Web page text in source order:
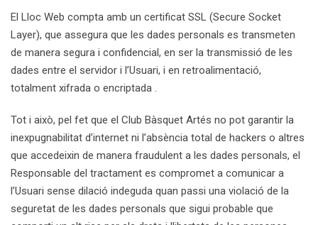
El Lloc Web compta amb un certificat SSL (Secure Socket
Layer), que assegura que les dades personals es transmeten
de manera segura i confidencial, en ser la transmissió de les
dades entre el servidor i l’Usuari, i en retroalimentació,
totalment xifrada o encriptada .
Tot i això, pel fet que el Club Bàsquet Artés no pot garantir la
inexpugnabilitat d’internet ni l’absència total de hackers o altres
que accedeixin de manera fraudulent a les dades personals, el
Responsable del tractament es compromet a comunicar a
l’Usuari sense dilació indeguda quan passi una violació de la
seguretat de les dades personals que sigui probable que